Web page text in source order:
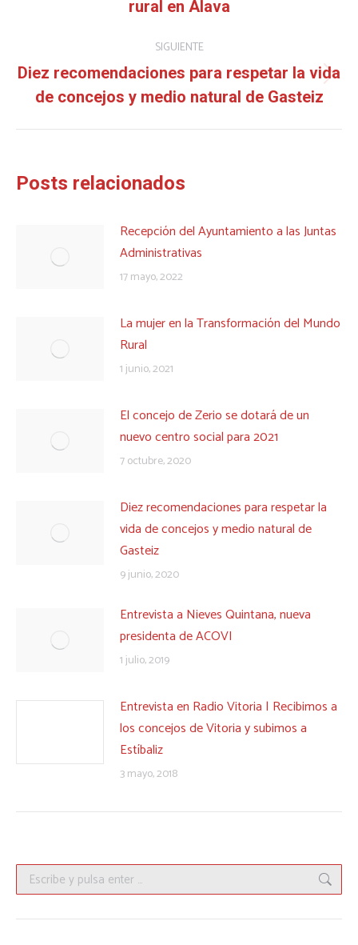
publicacionesanterior:
rural en Álava
SIGUIENTE
Publicación
siguiente:
Diez recomendaciones para respetar la vida
de concejos y medio natural de Gasteiz
Posts relacionados
Recepción del Ayuntamiento a las Juntas
Administrativas
17 mayo, 2022
La mujer en la Transformación del Mundo
Rural
1 junio, 2021
El concejo de Zerio se dotará de un
nuevo centro social para 2021
7 octubre, 2020
Diez recomendaciones para respetar la
vida de concejos y medio natural de
Gasteiz
9 junio, 2020
Entrevista a Nieves Quintana, nueva
presidenta de ACOVI
1 julio, 2019
Entrevista en Radio Vitoria | Recibimos a
los concejos de Vitoria y subimos a
Estíbaliz
3 mayo, 2018
Buscar: